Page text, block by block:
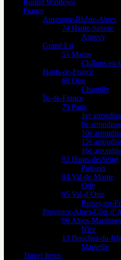
Round Windows
France
Auvergne-Rhône-Alpes
74 Haute-Savoie
Annecy
Grand Est
51 Marne
Châlons-en-
Hauts-de-France
60 Oise
Chantilly
Île-de-France
75 Paris
1er
8e
10e
12e
16e
92 Hauts-de-Seine
Puteaux
94 Val-de-Marne
Orly
95 Val-d’Oise
Roissy-en-
Provence-Alpes-Côte
06 Alpes-
Nice
13 Bouches-du-
Marseille
Travel Items